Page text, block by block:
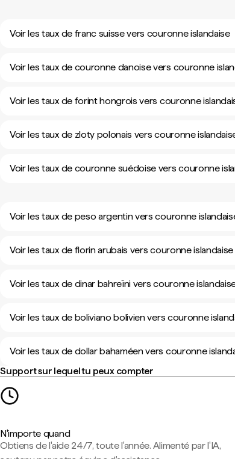
Voir les taux de franc suisse vers couronne islandaise
Voir les taux de couronne danoise vers couronne
Voir les taux de forint hongrois vers couronne
Voir les taux de zloty polonais vers couronne
Voir les taux de couronne suédoise vers couronne
Voir les taux de peso argentin vers couronne
Voir les taux de florin arubais vers couronne islandaise
Voir les taux de dinar bahreïni vers couronne
Voir les taux de boliviano bolivien vers couronne
Voir les taux de dollar bahaméen vers couronne
Support sur lequel tu peux compter
N'importe quand
Obtiens de l'aide 24/7, toute l'année. Alimenté par l'IA,